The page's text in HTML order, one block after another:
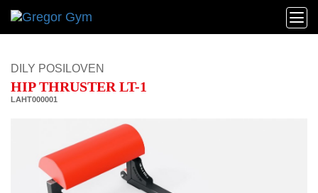
DILY POSILOVEN
HIP THRUSTER LT-1
LAHT000001